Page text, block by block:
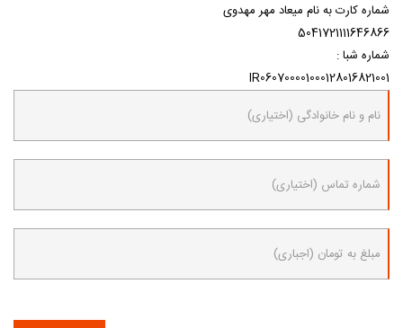
شماره کارت به نام میعاد مهر مهدوی
5041721111646866
شماره شبا :
IR060700001000128016821001
نام و نام خانوادگی (اختیاری)
شماره تماس (اختیاری)
مبلغ به تومان (اجباری)